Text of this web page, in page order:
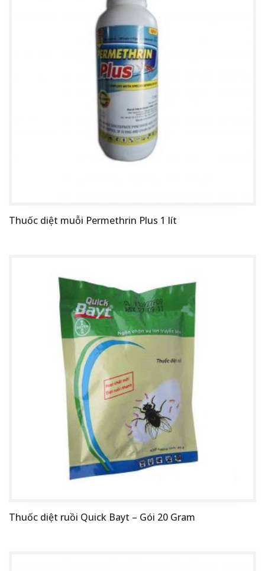
Thuốc diệt muỗi Permethrin Plus 1 lít
Thuốc diệt ruồi Quick Bayt – Gói 20 Gram